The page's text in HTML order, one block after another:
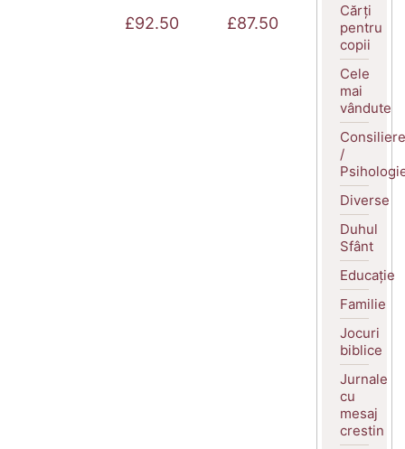
£92.50 £87.50
Cărți
pentru
copii
Cele
mai
vândute
Consiliere
/
Diverse
Duhul
Sfânt
Educație
Familie
Jocuri
biblice
Jurnale
cu
mesaj
crestin